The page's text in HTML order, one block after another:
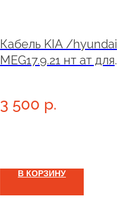
Кабель KIA /hyundai
MEG17.9.21 нт ат для
3 500 р.
В КОРЗИНУ